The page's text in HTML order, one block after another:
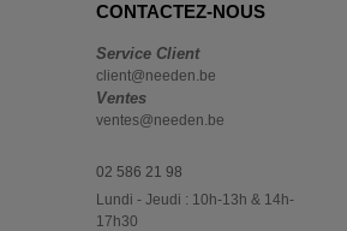
CONTACTEZ-NOUS
Service Client
client@needen.be
Ventes
ventes@needen.be
02 586 21 98
Lundi - Jeudi : 10h-13h & 14h-
17h30